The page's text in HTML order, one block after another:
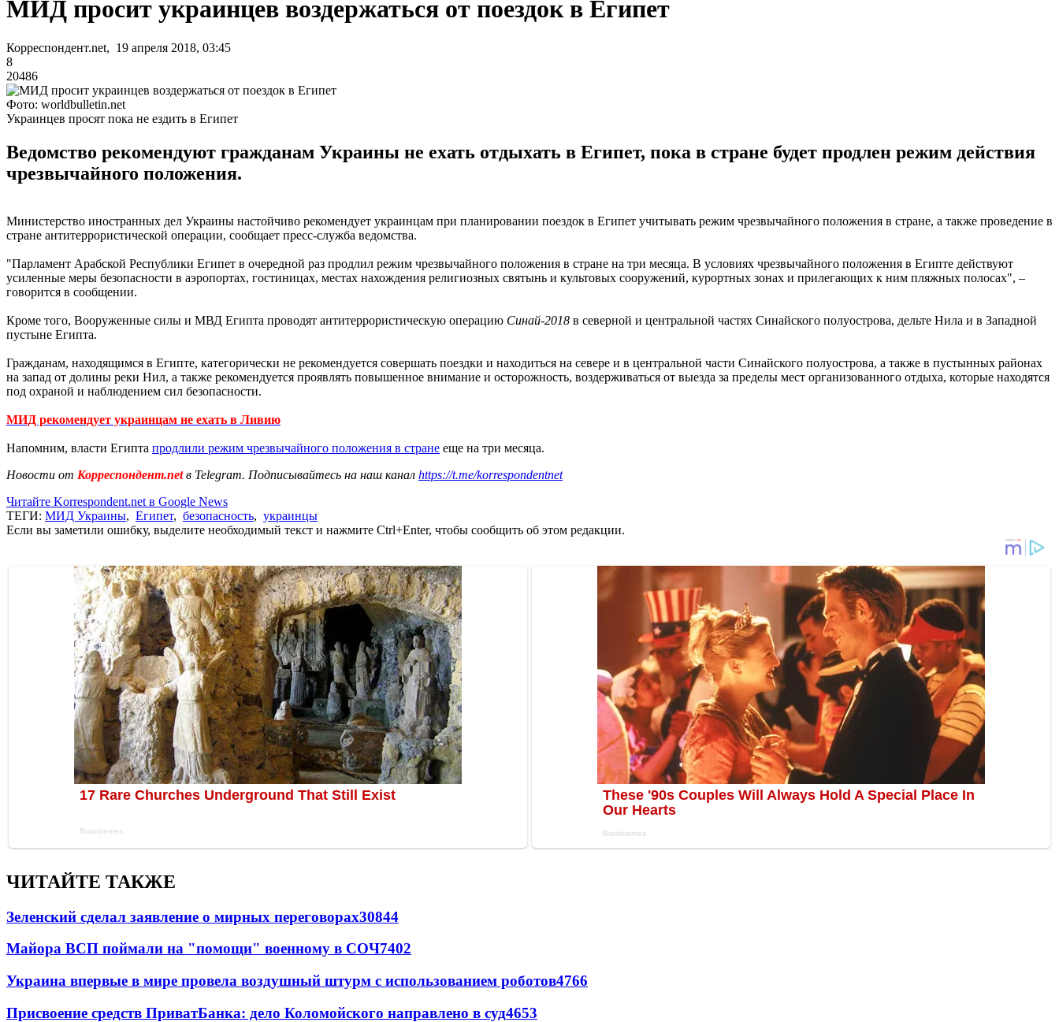
МИД просит украинцев воздержаться от поездок в Египет
Корреспондент.net, 19 апреля 2018, 03:45
8
20486
Фото: worldbulletin.net
Украинцев просят пока не ездить в Египет
Ведомство рекомендуют гражданам Украины не ехать отдыхать в Египет, пока в стране будет продлен режим действия
чрезвычайного положения.
Министерство иностранных дел Украины настойчиво рекомендует украинцам при планировании поездок в Египет учитывать режим чрезвычайного положения в стране, а также проведение в
стране антитеррористической операции, сообщает пресс-служба ведомства.
"Парламент Арабской Республики Египет в очередной раз продлил режим чрезвычайного положения в стране на три месяца. В условиях чрезвычайного положения в Египте действуют
усиленные меры безопасности в аэропортах, гостиницах, местах нахождения религиозных святынь и культовых сооружений, курортных зонах и прилегающих к ним пляжных полосах", –
говорится в сообщении.
Кроме того, Вооруженные силы и МВД Египта проводят антитеррористическую операцию Синай-2018 в северной и центральной частях Синайского полуострова, дельте Нила и в Западной
пустыне Египта.
Гражданам, находящимся в Египте, категорически не рекомендуется совершать поездки и находиться на севере и в центральной части Синайского полуострова, а также в пустынных районах
на запад от долины реки Нил, а также рекомендуется проявлять повышенное внимание и осторожность, воздерживаться от выезда за пределы мест организованного отдыха, которые находятся
под охраной и наблюдением сил безопасности.
МИД рекомендует украинцам не ехать в Ливию
Напомним, власти Египта продлили режим чрезвычайного положения в стране еще на три месяца.
Новости от Корреспондент.netв Telegram. Подписывайтесь на наш канал https://t.me/korrespondentnet
Читайте Korrespondent.net в Google News
ТЕГИ: МИД Украины, Египет, безопасность, украинцы
Если вы заметили ошибку, выделите необходимый текст и нажмите Ctrl+Enter, чтобы сообщить об этом редакции.
ЧИТАЙТЕ ТАКЖЕ
Зеленский сделал заявление о мирных переговорах30844
Майора ВСП поймали на "помощи" военному в СОЧ7402
Украина впервые в мире провела воздушный штурм с использованием роботов4766
Присвоение средств ПриватБанка: дело Коломойского направлено в суд4653